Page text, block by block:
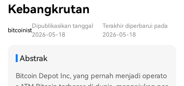
Kebangkrutan
bitcoinist
Dipublikasikan tanggal
2026-05-18
Terakhir diperbarui pada
2026-05-18
Abstrak
Bitcoin Depot Inc, yang pernah menjadi operato